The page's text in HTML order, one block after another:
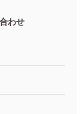
わせ